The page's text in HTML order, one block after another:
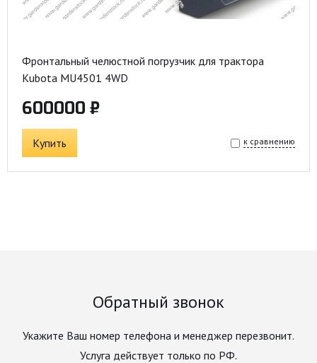
Фронтальный челюстной погрузчик для трактора
Kubota MU4501 4WD
600000 ₽
Купить к сравнению
Обратный звонок
Укажите Ваш номер телефона и менеджер перезвонит.
Услуга действует только по РФ.